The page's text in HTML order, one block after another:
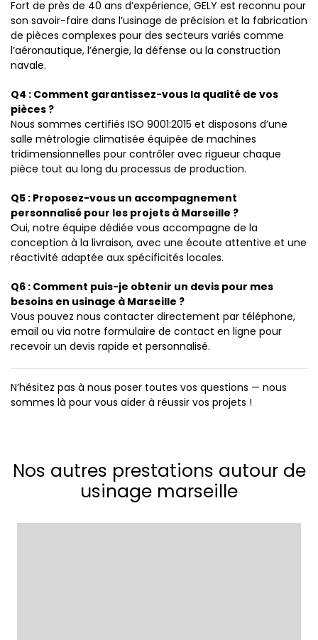
Fort de près de 40 ans d’expérience, GELY est reconnu pour
son savoir-faire dans l’usinage de précision et la fabrication
de pièces complexes pour des secteurs variés comme
l’aéronautique, l’énergie, la défense ou la construction
navale.
Q4 : Comment garantissez-vous la qualité de vos
pièces ?
Nous sommes certifiés ISO 9001:2015 et disposons d’une
salle métrologie climatisée équipée de machines
tridimensionnelles pour contrôler avec rigueur chaque
pièce tout au long du processus de production.
Q5 : Proposez-vous un accompagnement
personnalisé pour les projets à Marseille ?
Oui, notre équipe dédiée vous accompagne de la
conception à la livraison, avec une écoute attentive et une
réactivité adaptée aux spécificités locales.
Q6 : Comment puis-je obtenir un devis pour mes
besoins en usinage à Marseille ?
Vous pouvez nous contacter directement par téléphone,
email ou via notre formulaire de contact en ligne pour
recevoir un devis rapide et personnalisé.
N’hésitez pas à nous poser toutes vos questions — nous
sommes là pour vous aider à réussir vos projets !
Nos autres prestations autour de
usinage marseille